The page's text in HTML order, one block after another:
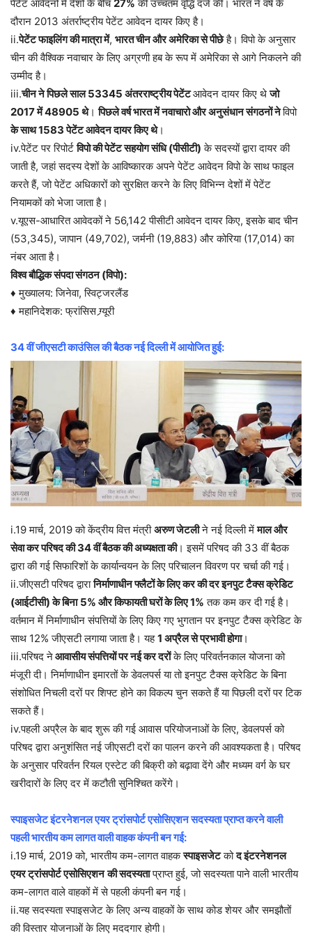
पेटेंट आवेदनों में देशों के बीच27% की उच्चतम वृद्धि दर्ज की। भारत ने वर्ष के
दौरान 2013 अंतर्राष्ट्रीय पेटेंट आवेदन दायर किए है।
ii.पेटेंट फाइलिंग की मात्रा में, भारत चीन और अमेरिका से पीछेहै। विपो के अनुसार
चीन की वैश्विक नवाचार के लिए अग्रणी हब के रूप में अमेरिका से आगे निकलने की
उम्मीद है।
iii.चीन ने पिछले साल 53345 अंतरराष्ट्रीय पेटेंटआवेदन दायर किए थेजो
2017 में 48905 थे।पिछले वर्ष भारत में नवाचारो और अनुसंधान संगठनों नेविपो
के साथ 1583 पेटेंट आवेदन दायर किए थे।
iv.पेटेंट पर रिपोर्टविपो की पेटेंट सहयोग संधि (पीसीटी) के सदस्यों द्वारा दायर की
जाती है, जहां सदस्य देशों के आविष्कारक अपने पेटेंट आवेदन विपो के साथ फाइल
करते हैं, जो पेटेंट अधिकारों को सुरक्षित करने के लिए विभिन्न देशों में पेटेंट
नियामकों को भेजा जाता है।
v.यूएस-आधारित आवेदकों ने 56,142 पीसीटी आवेदन दायर किए, इसके बाद चीन
(53,345), जापान (49,702), जर्मनी (19,883) और कोरिया (17,014) का
नंबर आता है।
विश्व बौद्धिक संपदा संगठन (विपो):
♦ मुख्यालय: जिनेवा, स्विट्जरलैंड
♦ महानिदेशक: फ्रांसिस ग्र्यूरी
34 वीं जीएसटी काउंसिल की बैठक नई दिल्ली में आयोजित हुई:
i.19 मार्च, 2019 को केंद्रीय वित्त मंत्रीअरुण जेटलीने नई दिल्ली मेंमाल और
सेवा कर परिषद की 34 वीं बैठक की अध्यक्षता की। इसमें परिषद की 33 वीं बैठक
द्वारा की गई सिफारिशों के कार्यान्वयन के लिए परिचालन विवरण पर चर्चा की गई।
ii.जीएसटी परिषद द्वारानिर्माणाधीन फ्लैटों के लिए कर की दर इनपुट टैक्स क्रेडिट
(आईटीसी) के बिना 5% और किफायती घरों के लिए 1% तक कम कर दी गई है।
वर्तमान में निर्माणाधीन संपत्तियों के लिए किए गए भुगतान पर इनपुट टैक्स क्रेडिट के
साथ 12% जीएसटी लगाया जाता है। यह1 अप्रैल से प्रभावी होगा।
iii.परिषद नेआवासीय संपत्तियों पर नई कर दरोंके लिए परिवर्तनकाल योजना को
मंजूरी दी। निर्माणाधीन इमारतों के डेवलपर्स या तो इनपुट टैक्स क्रेडिट के बिना
संशोधित निचली दरों पर शिफ्ट होने का विकल्प चुन सकते हैं या पिछली दरों पर टिक
सकते हैं।
iv.पहली अप्रैल के बाद शुरू की गई आवास परियोजनाओं के लिए, डेवलपर्स को
परिषद द्वारा अनुशंसित नई जीएसटी दरों का पालन करने की आवश्यकता है। परिषद
के अनुसार परिवर्तन रियल एस्टेट की बिक्री को बढ़ावा देंगे और मध्यम वर्ग के घर
खरीदारों के लिए दर में कटौती सुनिश्चित करेंगे।
स्पाइसजेट इंटरनेशनल एयर ट्रांसपोर्ट एसोसिएशन सदस्यता प्राप्त करने वाली
पहली भारतीय कम लागत वाली वाहक कंपनी बन गई:
i.19 मार्च, 2019 को, भारतीय कम-लागत वाहकस्पाइसजेटकोद इंटरनेशनल
एयर ट्रांसपोर्ट एसोसिएशन की सदस्यताप्राप्त हुई, जो सदस्यता पाने वाली भारतीय
कम-लागत वाले वाहकों में से पहली कंपनी बन गई।
ii.यह सदस्यता स्पाइसजेट के लिए अन्य वाहकों के साथ कोड शेयर और समझौतों
की विस्तार योजनाओं के लिए मददगार होगी।